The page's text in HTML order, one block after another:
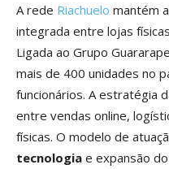
A rede Riachuelo mantém
integrada entre lojas
Ligada ao Grupo
mais de 400 unidades no
funcionários. A estratégia
entre vendas online,
físicas. O modelo de
tecnologia e expansão